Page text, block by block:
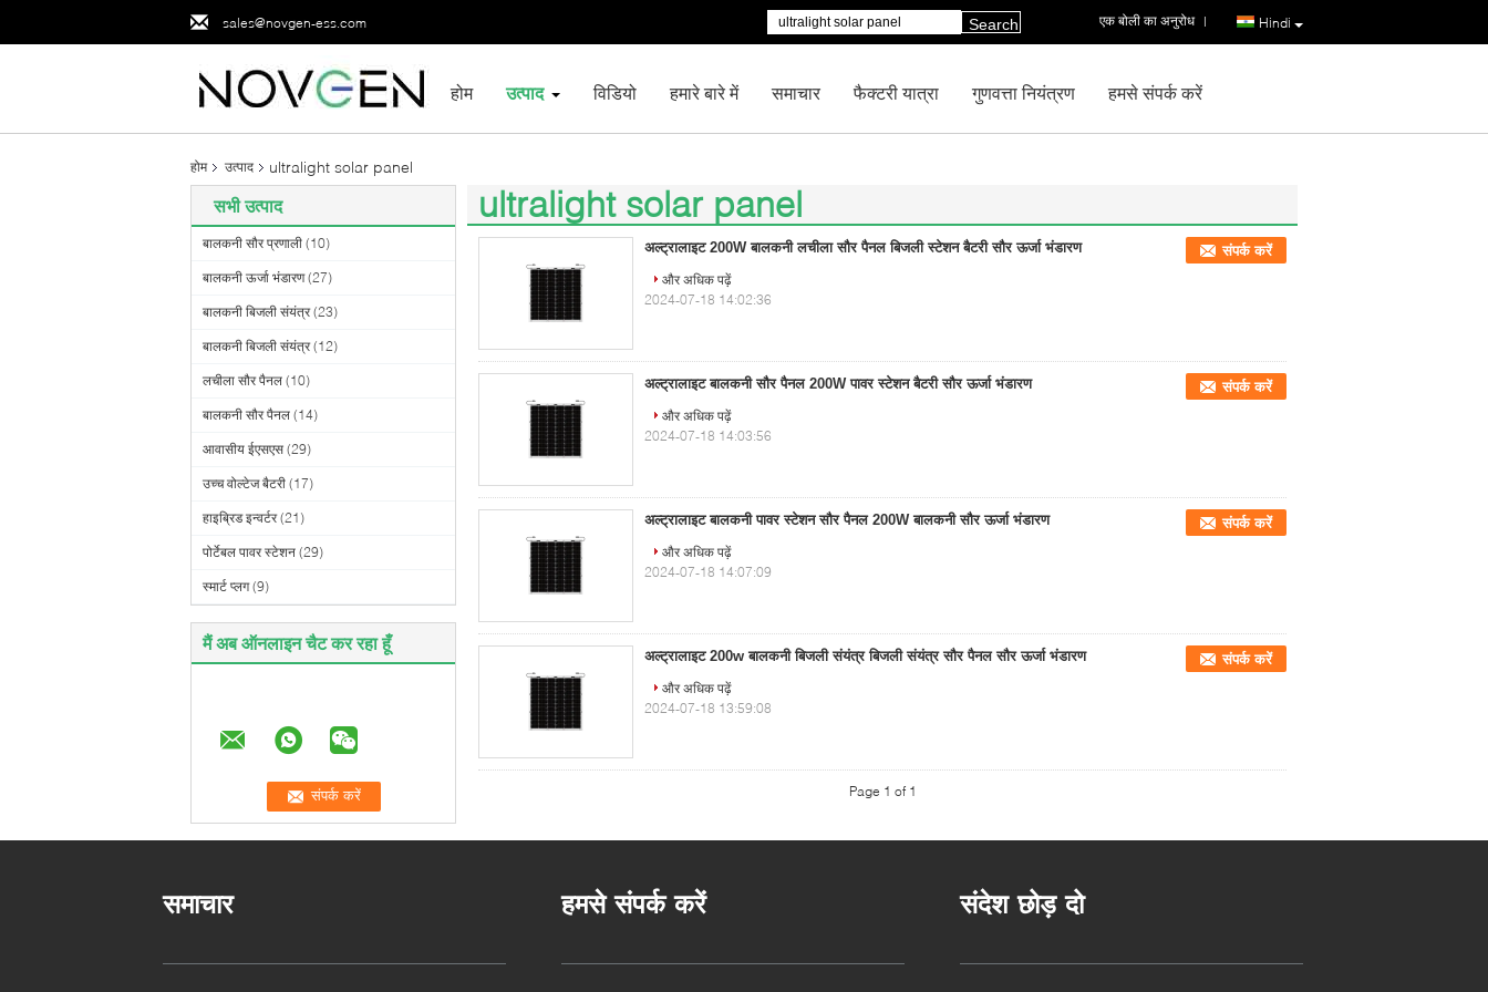
sales@novgen-ess.com Hindi
एक बोली का अनुरोध |
Search
होम उत्पाद विडियो हमारे बारे में समाचार फैक्टरी यात्रा गुणवत्ता नियंत्रण हमसे संपर्क करें
होम उत्पाद ultralight solar panel
सभी उत्पाद
बालकनी सौर प्रणाली (10)
बालकनी ऊर्जा भंडारण (27)
बालकनी बिजली संयंत्र (23)
बालकनी बिजली संयंत्र (12)
लचीला सौर पैनल (10)
बालकनी सौर पैनल (14)
आवासीय ईएसएस (29)
उच्च वोल्टेज बैटरी (17)
हाइब्रिड इन्वर्टर (21)
पोर्टेबल पावर स्टेशन (29)
स्मार्ट प्लग (9)
मैं अब ऑनलाइन चैट कर रहा हूँ
ultralight solar panel
(4) अल्ट्रालाइट 200W बालकनी लचीला सौर पैनल बिजली स्टेशन बैटरी सौर ऊर्जा भंडारण
संपर्क करें
और अधिक पढ़ें
2024-07-18 14:02:36
अल्ट्रालाइट बालकनी सौर पैनल 200W पावर स्टेशन बैटरी सौर ऊर्जा भंडारण
संपर्क करें
और अधिक पढ़ें
2024-07-18 14:03:56
अल्ट्रालाइट बालकनी पावर स्टेशन सौर पैनल 200W बालकनी सौर ऊर्जा भंडारण
संपर्क करें
और अधिक पढ़ें
2024-07-18 14:07:09
अल्ट्रालाइट 200w बालकनी बिजली संयंत्र बिजली संयंत्र सौर पैनल सौर ऊर्जा भंडारण
संपर्क करें
और अधिक पढ़ें
2024-07-18 13:59:08
Page 1 of 1
समाचार हमसे संपर्क करें संदेश छोड़ दो